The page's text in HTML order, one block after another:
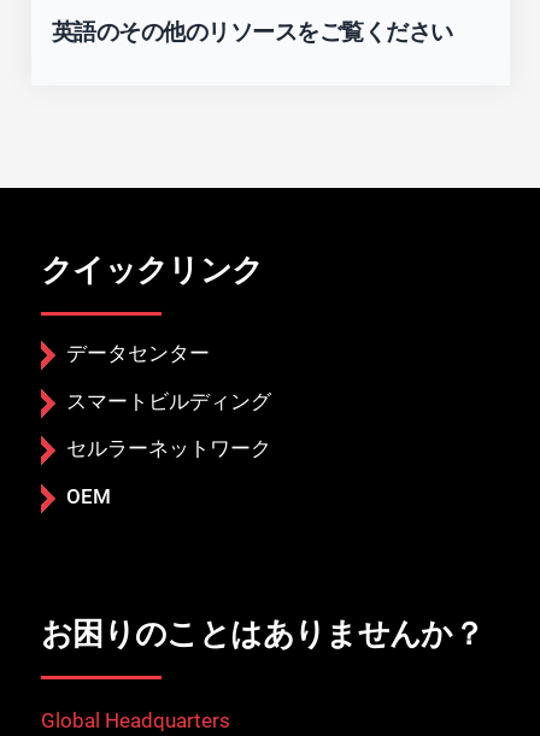
英語のその他のリソースをご覧ください
クイックリンク
データセンター
スマートビルディング
セルラーネットワーク
OEM
お困りのことはありませんか？
Global Headquarters